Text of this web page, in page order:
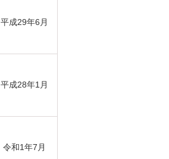
平成29年6月
平成28年1月
令和1年7月